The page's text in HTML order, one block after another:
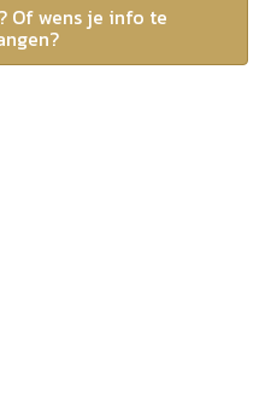
Of wens je info te